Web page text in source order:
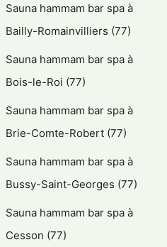
Sauna hammam bar spa à
Bailly-Romainvilliers (77)
Sauna hammam bar spa à
Bois-le-Roi (77)
Sauna hammam bar spa à
Brie-Comte-Robert (77)
Sauna hammam bar spa à
Bussy-Saint-Georges (77)
Sauna hammam bar spa à
Cesson (77)